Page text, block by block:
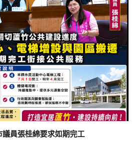
員張桂綿要求如期完工